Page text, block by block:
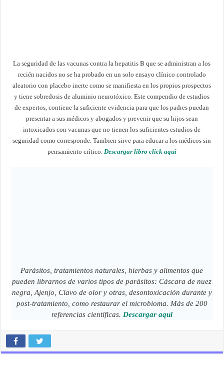
La seguridad de las vacunas contra la hepatitis B que se administran a los
recién nacidos no se ha probado en un solo ensayo clínico controlado
aleatorio con placebo inerte como se manifiesta en los propios prospectos
y tiene sobredosis de aluminio neurotóxico. Este compendio de estudios
de expertos, contiene la suficiente evidencia para que los padres puedan
presentar a sus médicos y abogados y prevenir que su hijos sean
intoxicados con vacunas que no tienen los suficientes estudios de
seguridad como corresponde. Tambien sirve para educar a los médicos sin
pensamiento crítico. Descargar libro click aqui
Parásitos, tratamientos naturales, hierbas y alimentos que
pueden librarnos de varios tipos de parásitos: Cáscara de nuez
negra, Ajenjo, Clavo de olor y otras, desontoxicación durante y
post-tratamiento, como restaurar el microbioma. Más de 200
referencias científicas. Descargar aqui